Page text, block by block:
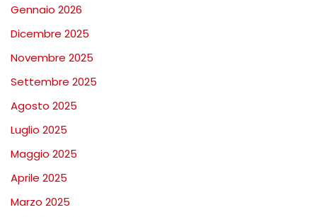
Gennaio 2026
Dicembre 2025
Novembre 2025
Settembre 2025
Agosto 2025
Luglio 2025
Maggio 2025
Aprile 2025
Marzo 2025